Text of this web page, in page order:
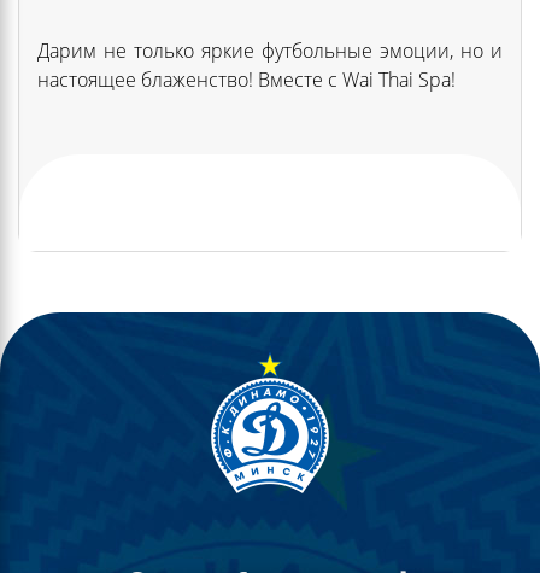
Дарим не только яркие футбольные эмоции, но и
настоящее блаженство! Вместе с Wai Thai Spa!